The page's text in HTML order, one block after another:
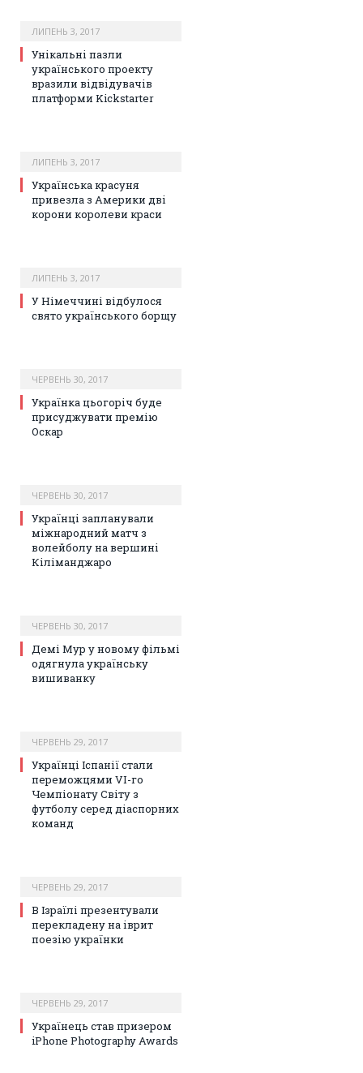
ЛИПЕНЬ 3, 2017
Унікальні пазли
українського проекту
вразили відвідувачів
платформи Kickstarter
ЛИПЕНЬ 3, 2017
Українська красуня
привезла з Америки дві
корони королеви краси
ЛИПЕНЬ 3, 2017
У Німеччині відбулося
свято українського борщу
ЧЕРВЕНЬ 30, 2017
Українка цьогоріч буде
присуджувати премію
Оскар
ЧЕРВЕНЬ 30, 2017
Українці запланували
міжнародний матч з
волейболу на вершині
Кіліманджаро
ЧЕРВЕНЬ 30, 2017
Демі Мур у новому фільмі
одягнула українську
вишиванку
ЧЕРВЕНЬ 29, 2017
Українці Іспанії стали
переможцями VI-го
Чемпіонату Світу з
футболу серед діаспорних
команд
ЧЕРВЕНЬ 29, 2017
В Ізраїлі презентували
перекладену на іврит
поезію українки
ЧЕРВЕНЬ 29, 2017
Українець став призером
iPhone Photography Awards